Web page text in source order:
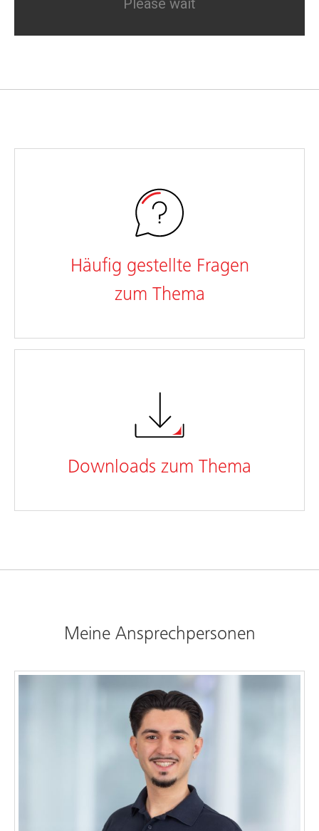
Häufig gestellte Fragen
zum Thema
Downloads zum Thema
Meine Ansprechpersonen